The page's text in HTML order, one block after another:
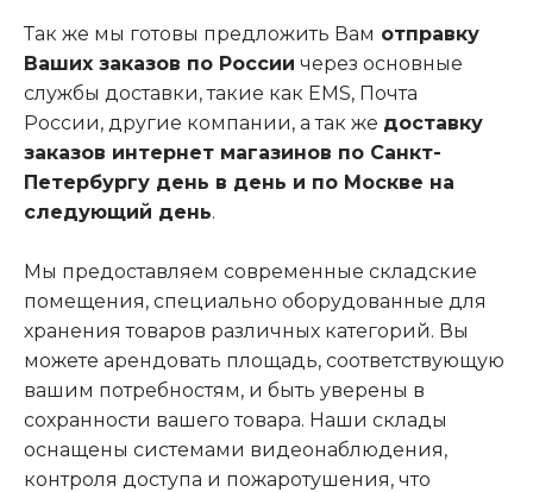
Так же мы готовы предложить Вам отправку
Ваших заказов по России через основные
службы доставки, такие как EMS, Почта
России, другие компании, а так же доставку
заказов интернет магазинов по Санкт-
Петербургу день в день и по Москве на
следующий день.
Мы предоставляем современные складские
помещения, специально оборудованные для
хранения товаров различных категорий. Вы
можете арендовать площадь, соответствующую
вашим потребностям, и быть уверены в
сохранности вашего товара. Наши склады
оснащены системами видеонаблюдения,
контроля доступа и пожаротушения, что